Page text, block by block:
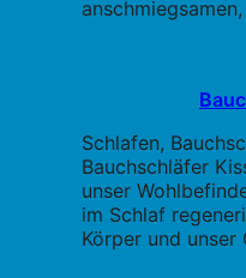
Schlafen,
Bauchschläfer
unser
im Schlaf
Körper und unser